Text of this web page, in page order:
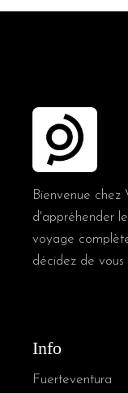
Bienvenue chez
d'appréhender
voyage
décidez de vous
Info
Fuerteventura